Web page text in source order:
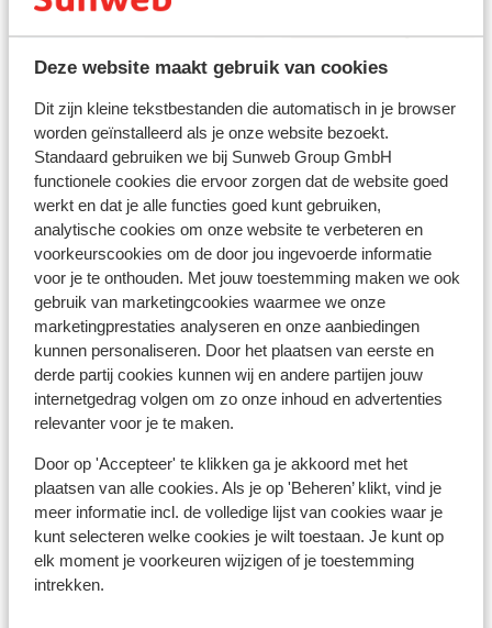
Deze website maakt gebruik van cookies
Dit zijn kleine tekstbestanden die automatisch in je browser
worden geïnstalleerd als je onze website bezoekt.
Standaard gebruiken we bij Sunweb Group GmbH
functionele cookies die ervoor zorgen dat de website goed
werkt en dat je alle functies goed kunt gebruiken,
analytische cookies om onze website te verbeteren en
voorkeurscookies om de door jou ingevoerde informatie
voor je te onthouden. Met jouw toestemming maken we ook
gebruik van marketingcookies waarmee we onze
marketingprestaties analyseren en onze aanbiedingen
kunnen personaliseren. Door het plaatsen van eerste en
derde partij cookies kunnen wij en andere partijen jouw
internetgedrag volgen om zo onze inhoud en advertenties
relevanter voor je te maken.
Door op 'Accepteer' te klikken ga je akkoord met het
plaatsen van alle cookies. Als je op 'Beheren’ klikt, vind je
meer informatie incl. de volledige lijst van cookies waar je
kunt selecteren welke cookies je wilt toestaan. Je kunt op
elk moment je voorkeuren wijzigen of je toestemming
intrekken.
Afstanden
Centrum: 600 m
Treinstation gare de saint jean de maurienne: 23
km
Skilift: 700 m
Winkels: 250 m
Skipas, -les en verhuur
Skipas
Skilessen
Andere accommodaties in Les
Sybelles